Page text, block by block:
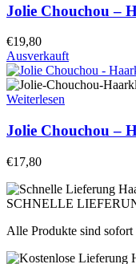
Jolie Chouchou –
€19,80
Ausverkauft
Weiterlesen
Jolie Chouchou –
€17,80
SCHNELLE
Alle Produkte sind sofort